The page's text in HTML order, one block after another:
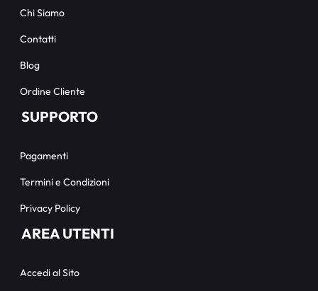
Chi Siamo
Contatti
Blog
Ordine Cliente
SUPPORTO
Pagamenti
Termini e Condizioni
Privacy Policy
AREA UTENTI
Accedi al Sito